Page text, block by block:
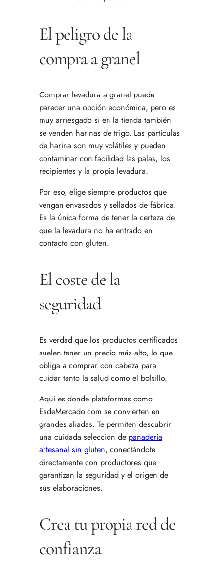
El peligro de la
compra a granel
Comprar levadura a granel puede
parecer una opción económica, pero es
muy arriesgado si en la tienda también
se venden harinas de trigo. Las partículas
de harina son muy volátiles y pueden
contaminar con facilidad las palas, los
recipientes y la propia levadura.
Por eso, elige siempre productos que
vengan envasados y sellados de fábrica.
Es la única forma de tener la certeza de
que la levadura no ha entrado en
contacto con gluten.
El coste de la
seguridad
Es verdad que los productos certificados
suelen tener un precio más alto, lo que
obliga a comprar con cabeza para
cuidar tanto la salud como el bolsillo.
Aquí es donde plataformas como
EsdeMercado.com se convierten en
grandes aliadas. Te permiten descubrir
una cuidada selección de panadería
artesanal sin gluten, conectándote
directamente con productores que
garantizan la seguridad y el origen de
sus elaboraciones.
Crea tu propia red de
confianza